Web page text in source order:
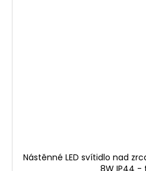
Nástěnné LED svítidlo nad